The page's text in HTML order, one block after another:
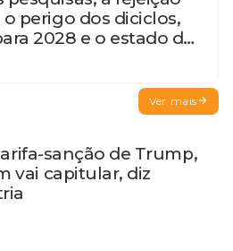
perigo dos diciclos,
2028 e o estado de
Ver mais
sanção de Trump,
vai capitular, diz